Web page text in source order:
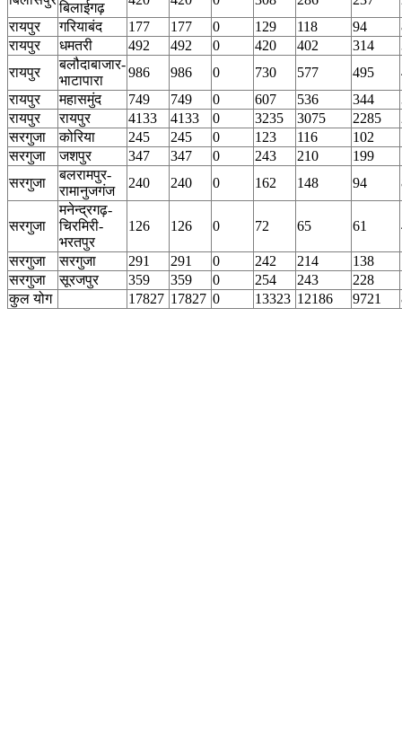
बिलाईगढ़
रायपुर
गरियाबंद 177 177 0 129 118 94
रायपुर
धमतरी 492 492 0 420 402 314
रायपुर
बलौदाबाजार-
भाटापारा
986 986 0 730 577 495
रायपुर
महासमुंद 749 749 0 607 536 344
रायपुर
रायपुर 4133 4133 0 3235 3075 2285
सरगुजा
कोरिया 245 245 0 123 116 102
सरगुजा
जशपुर 347 347 0 243 210 199
सरगुजा
बलरामपुर-
रामानुजगंज
240 240 0 162 148 94
सरगुजा
मनेन्द्रगढ़-
चिरमिरी-
भरतपुर
126 126 0 72 65 61
सरगुजा सरगुजा 291 291 0 242 214 138
सरगुजा
सूरजपुर 359 359 0 254 243 228
कुल योग
17827 17827 0 13323 12186 9721